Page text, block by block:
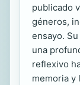
publicado
géneros,
ensayo.
una
reflexivo
memoria y